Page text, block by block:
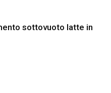
sottovuoto latte in